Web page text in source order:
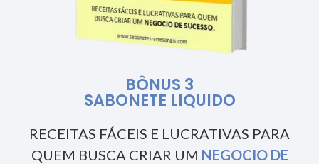
BÔNUS 3
SABONETE LIQUIDO
RECEITAS FÁCEIS E LUCRATIVAS PARA
QUEM BUSCA CRIAR UM NEGOCIO DE